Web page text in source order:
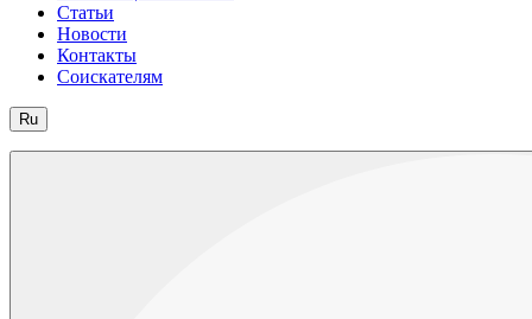
Статьи
Новости
Контакты
Соискателям
Ru